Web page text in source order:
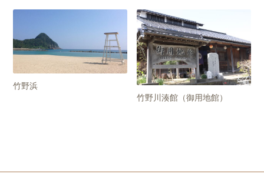
竹野浜
竹野川湊館（御用地館）